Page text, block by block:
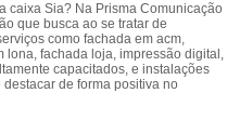
caixa Sia? Na Prisma Comunicação
que busca ao se tratar de
como fachada em acm,
lona, fachada loja, impressão digital,
capacitados, e instalações
de forma positiva no